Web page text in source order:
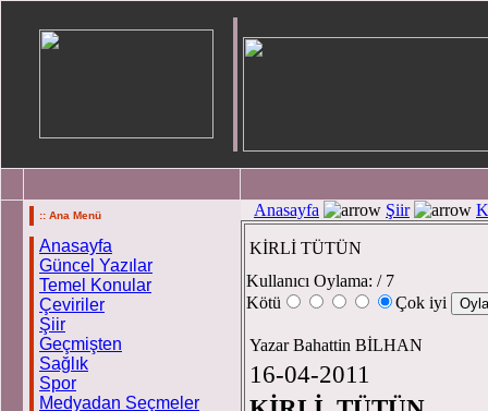
:: Ana Menü
Anasayfa
Güncel Yazılar
Temel Konular
Çeviriler
Şiir
Geçmişten
Sağlık
Spor
Medyadan Seçmeler
Anasayfa Şiir
KİRLİ TÜTÜN
Kullanıcı Oylama: / 7
Kötü
Çok iyi
Yazar Bahattin BİLHAN
16-04-2011